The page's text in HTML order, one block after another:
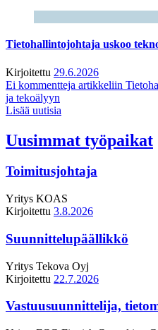
Tietohallintojohtaja uskoo
Kirjoitettu 29.6.2026
Ei kommentteja artikkeliin
ja tekoälyyn
Lisää uutisia
Uusimmat työpaikat
Toimitusjohtaja
Yritys KOAS
Kirjoitettu 3.8.2026
Suunnittelupäällikkö
Yritys Tekova Oyj
Kirjoitettu 22.7.2026
Vastuusuunnittelija,